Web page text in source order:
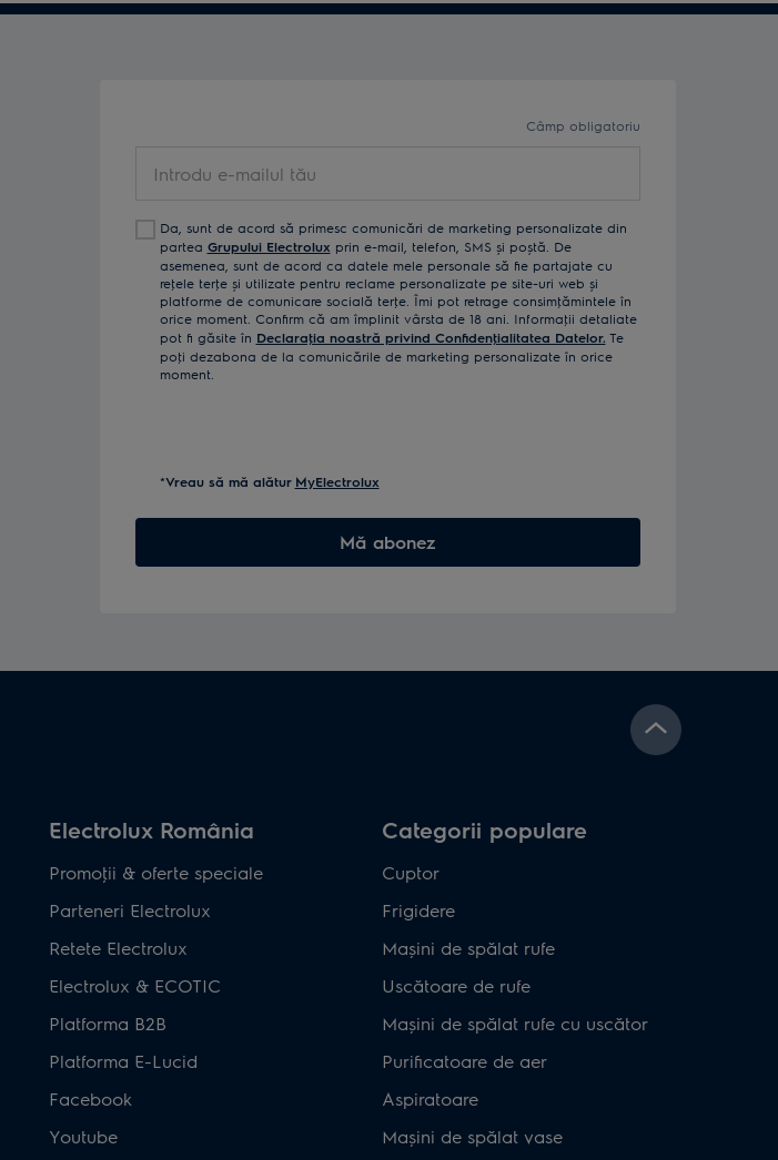
Câmp obligatoriu
Da, sunt de acord să primesc comunicări de marketing personalizate din
partea Grupului Electrolux prin e-mail, telefon, SMS și poștă. De
asemenea, sunt de acord ca datele mele personale să fie partajate cu
reţele terţe și utilizate pentru reclame personalizate pe site-uri web și
platforme de comunicare socială terţe. Îmi pot retrage consimţămintele în
orice moment. Confirm că am împlinit vârsta de 18 ani. Informaţii detaliate
pot fi găsite în Declaraţia noastră privind Confidenţialitatea Datelor. Te
poţi dezabona de la comunicările de marketing personalizate în orice
moment.
*Vreau să mă alătur MyElectrolux
Mă abonez
Electrolux România
Promoţii & oferte speciale
Parteneri Electrolux
Retete Electrolux
Electrolux & ECOTIC
Platforma B2B
Platforma E-Lucid
Facebook
Youtube
Categorii populare
Cuptor
Frigidere
Mașini de spălat rufe
Uscătoare de rufe
Mașini de spălat rufe cu uscător
Purificatoare de aer
Aspiratoare
Mașini de spălat vase